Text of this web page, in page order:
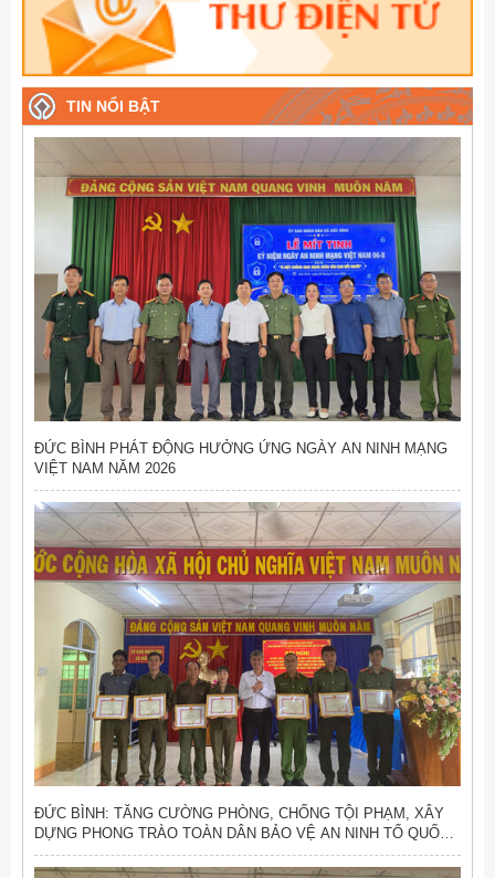
TIN NỔI BẬT
ĐỨC BÌNH PHÁT ĐỘNG HƯỞNG ỨNG NGÀY AN NINH MẠNG
VIỆT NAM NĂM 2026
ĐỨC BÌNH: TĂNG CƯỜNG PHÒNG, CHỐNG TỘI PHẠM, XÂY
DỰNG PHONG TRÀO TOÀN DÂN BẢO VỆ AN NINH TỔ QUỐC
VỮNG MẠNH